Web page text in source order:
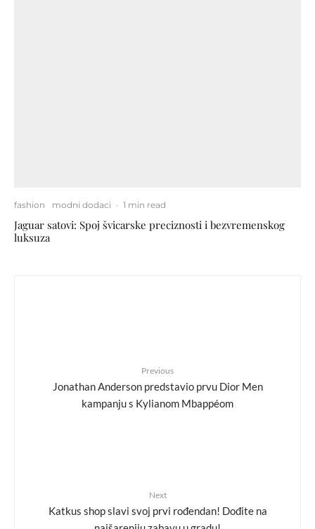
fashion modni dodaci · 1 min read
Jaguar satovi: Spoj švicarske preciznosti i bezvremenskog
luksuza
Previous
Jonathan Anderson predstavio prvu Dior Men
kampanju s Kylianom Mbappéom
Next
Katkus shop slavi svoj prvi rođendan! Dođite na